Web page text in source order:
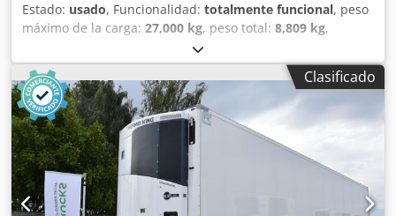
Estado: usado, Funcionalidad: totalmente funcional, peso
máximo de la carga: 27,000 kg, peso total: 8,809 kg,
, primer registro:
longitud total:13,400 mm, ancho total:2,460 mm,
amortiguación:aire, color:blanco, Año de fabricación:
2019, Equipamiento:dirección asistida, historial de
servicio completo, unidad de refrigeración
Especificaciones técnicas Unidad de refrigeración:
THERMO KING SLXi 300, diésel y eléctrico Fabricante de los
ejes: Schmitz Rotos Suspensión neumática integral Puertas
traseras con aislamiento y 4 cierres de acero Paredes
Clasificado